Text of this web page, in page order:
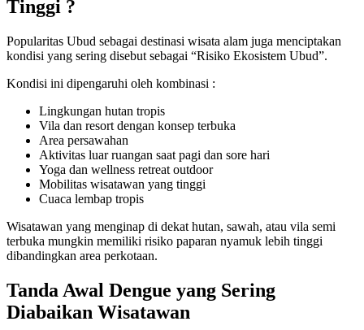
Tinggi ?
Popularitas Ubud sebagai destinasi wisata alam juga menciptakan
kondisi yang sering disebut sebagai “Risiko Ekosistem Ubud”.
Kondisi ini dipengaruhi oleh kombinasi :
Lingkungan hutan tropis
Vila dan resort dengan konsep terbuka
Area persawahan
Aktivitas luar ruangan saat pagi dan sore hari
Yoga dan wellness retreat outdoor
Mobilitas wisatawan yang tinggi
Cuaca lembap tropis
Wisatawan yang menginap di dekat hutan, sawah, atau vila semi
terbuka mungkin memiliki risiko paparan nyamuk lebih tinggi
dibandingkan area perkotaan.
Tanda Awal Dengue yang Sering
Diabaikan Wisatawan